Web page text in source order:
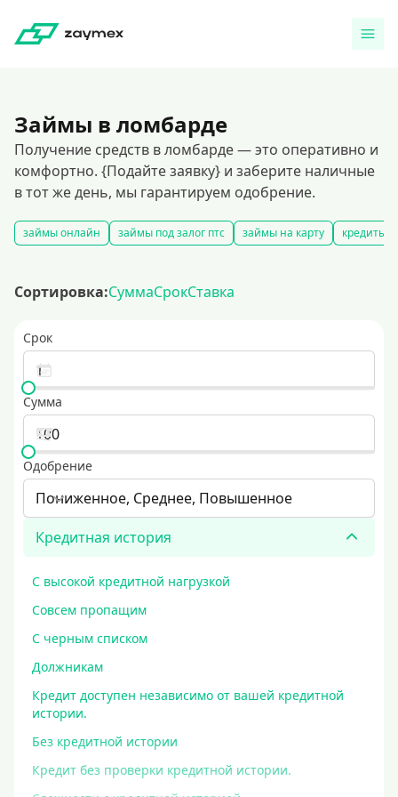
Займы в ломбарде
Получение средств в ломбарде — это оперативно и
комфортно. {Подайте заявку} и заберите наличные
в тот же день, мы гарантируем одобрение.
займы онлайн займы под залог птс займы на карту кредиты
Сортировка:СуммаСрокСтавка
Срок
Сумма
Одобрение
Пониженное, Среднее, Повышенное
Кредитная история
С высокой кредитной нагрузкой
Совсем пропащим
С черным списком
Должникам
Кредит доступен независимо от вашей кредитной
истории.
Без кредитной истории
Кредит без проверки кредитной истории.